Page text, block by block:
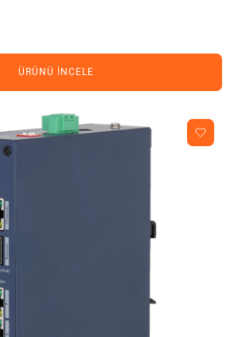
ÜRÜNÜ İNCELE